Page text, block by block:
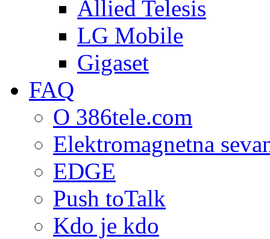
Allied Telesis
LG Mobile
Gigaset
FAQ
O 386tele.com
Elektromagnetna
EDGE
Push toTalk
Kdo je kdo